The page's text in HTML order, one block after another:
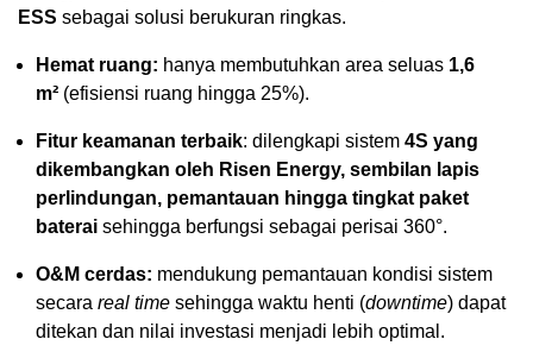
ESS sebagai solusi berukuran ringkas.
Hemat ruang: hanya membutuhkan area seluas 1,6
m² (efisiensi ruang hingga 25%).
Fitur keamanan terbaik: dilengkapi sistem 4S yang
dikembangkan oleh Risen Energy, sembilan lapis
perlindungan, pemantauan hingga tingkat paket
baterai sehingga berfungsi sebagai perisai 360°.
O&M cerdas: mendukung pemantauan kondisi sistem
secara real time sehingga waktu henti (downtime) dapat
ditekan dan nilai investasi menjadi lebih optimal.